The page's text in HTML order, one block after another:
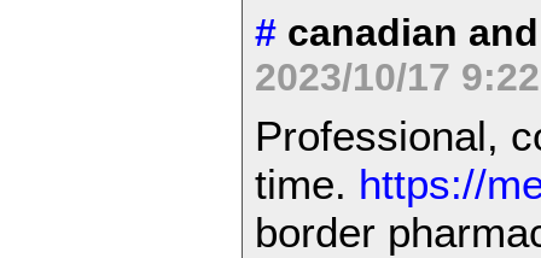
# canadian
2023/10/17
Professional,
time. https://
border